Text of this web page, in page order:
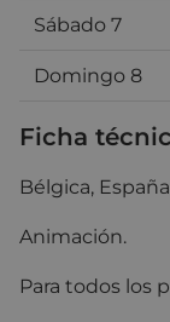
Sábado 7
Domingo 8
Ficha
Bélgica,
Animación.
Para todos los